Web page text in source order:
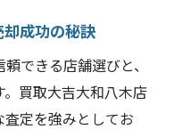
成功の秘訣
できる店舗選びと、
買取大吉大和八木店
定を強みとしてお